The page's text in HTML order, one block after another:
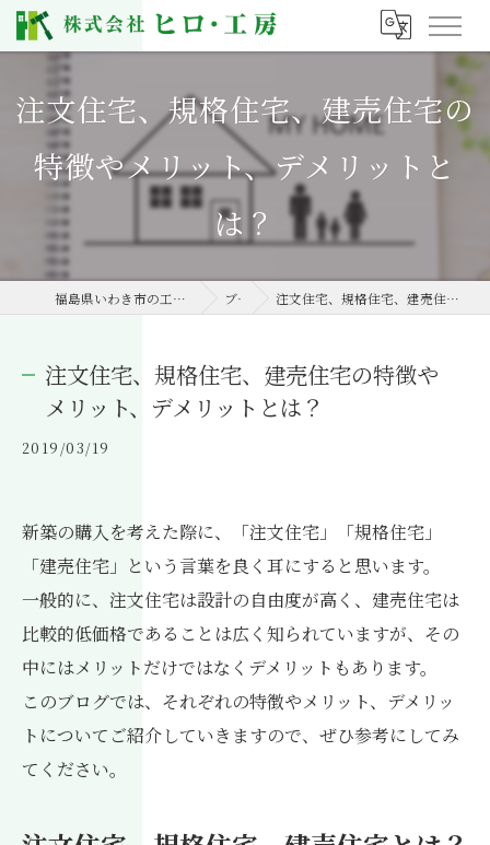
注文住宅、規格住宅、建売住宅の
特徴やメリット、デメリットと
は？
福島県いわき市の工務店なら株式会社ヒロ・工房 ブログ 注文住宅、規格住宅、建売住宅の特徴やメリット、デメリットとは？
注文住宅、規格住宅、建売住宅の特徴や
メリット、デメリットとは？
2019/03/19
新築の購入を考えた際に、「注文住宅」「規格住宅」
「建売住宅」という言葉を良く耳にすると思います。
一般的に、注文住宅は設計の自由度が高く、建売住宅は
比較的低価格であることは広く知られていますが、その
中にはメリットだけではなくデメリットもあります。
このブログでは、それぞれの特徴やメリット、デメリッ
トについてご紹介していきますので、ぜひ参考にしてみ
てください。